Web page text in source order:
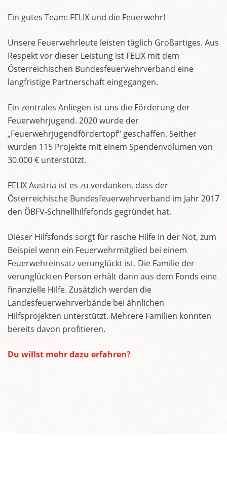
Ein gutes Team: FELIX und die Feuerwehr!
Unsere Feuerwehrleute leisten täglich Großartiges. Aus
Respekt vor dieser Leistung ist FELIX mit dem
Österreichischen Bundesfeuerwehrverband eine
langfristige Partnerschaft eingegangen.
Ein zentrales Anliegen ist uns die Förderung der
Feuerwehrjugend. 2020 wurde der
„Feuerwehrjugendfördertopf“ geschaffen. Seither
wurden 115 Projekte mit einem Spendenvolumen von
30.000 € unterstützt.
FELIX Austria ist es zu verdanken, dass der
Österreichische Bundesfeuerwehrverband im Jahr 2017
den ÖBFV-Schnellhilfefonds gegründet hat.
Dieser Hilfsfonds sorgt für rasche Hilfe in der Not, zum
Beispiel wenn ein Feuerwehrmitglied bei einem
Feuerwehreinsatz verunglückt ist. Die Familie der
verunglückten Person erhält dann aus dem Fonds eine
finanzielle Hilfe. Zusätzlich werden die
Landesfeuerwehrverbände bei ähnlichen
Hilfsprojekten unterstützt. Mehrere Familien konnten
bereits davon profitieren.
Du willst mehr dazu erfahren?